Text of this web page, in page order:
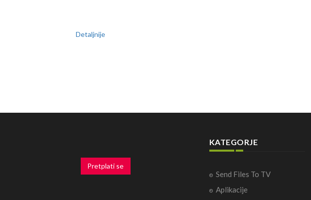
Detaljnije
Pretplati se
KATEGORJE
Send Files To TV
Aplikacije